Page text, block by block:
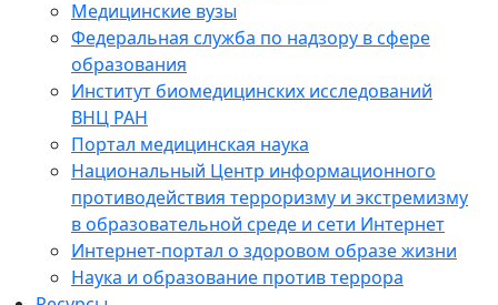
Медицинские вузы
Федеральная служба по надзору в сфере
образования
Институт биомедицинских исследований
ВНЦ РАН
Портал медицинская наука
Национальный Центр информационного
противодействия терроризму и экстремизму
в образовательной среде и сети Интернет
Интернет-портал о здоровом образе жизни
Наука и образование против террора